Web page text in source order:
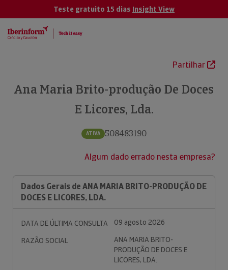
Teste gratuito 15 dias Insight View
Partilhar
Ana Maria Brito-produção De Doces
E Licores, Lda.
ATIVA 508483190
Algum dado errado nesta empresa?
Dados Gerais de ANA MARIA BRITO-PRODUÇÃO DE
DOCES E LICORES, LDA.
DATA DE ÚLTIMA CONSULTA
09 agosto 2026
RAZÃO SOCIAL
ANA MARIA BRITO-
PRODUÇÃO DE DOCES E
LICORES, LDA.